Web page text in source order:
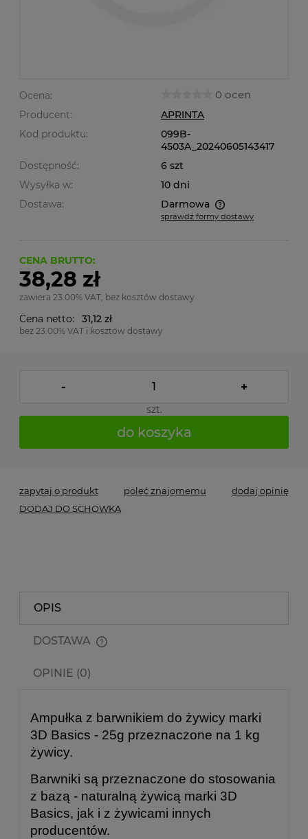
Ocena: 0 ocen
Producent:
APRINTA
Kod produktu:
099B-
4503A_20240605143417
Dostępność:
6 szt
Wysyłka w:
10 dni
Dostawa:
Darmowa
Cena nie zawiera ewentualnych kosztów płatności
sprawdź formy dostawy
CENA BRUTTO:
38,28 zł
zawiera 23.00% VAT, bez kosztów dostawy
Cena netto: 31,12 zł
bez 23.00% VAT i kosztów dostawy
- +
szt.
do koszyka
zapytaj o produkt poleć znajomemu
dodaj opinię
DODAJ DO SCHOWKA
OPIS
DOSTAWA
OPINIE (0)
Ampułka z barwnikiem do żywicy marki
3D Basics - 25g przeznaczone na 1 kg
żywicy.
Barwniki są przeznaczone do stosowania
z bazą - naturalną żywicą marki 3D
Basics, jak i z żywicami innych
producentów.